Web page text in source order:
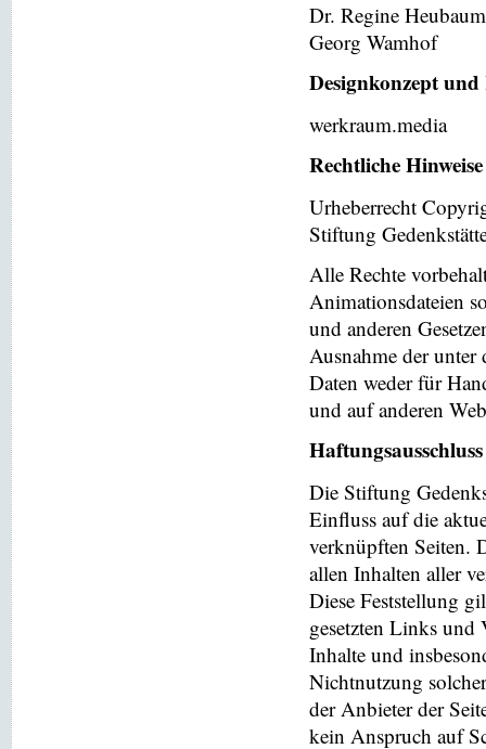
Dr. Regine Heubaum
Georg Wamhof
Designkonzept
werkraum.media
Rechtliche Hinweise
Urheberrecht
Stiftung
Alle Rechte
Animationsdateien
und anderen
Ausnahme der
Daten weder für
und auf anderen
Haftungsausschluss
Die Stiftung
Einfluss auf die
verknüpften Seiten.
allen Inhalten aller
Diese Feststellung
gesetzten Links und
Inhalte und
Nichtnutzung
der Anbieter der
kein Anspruch auf